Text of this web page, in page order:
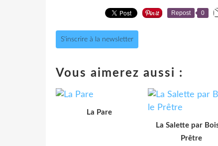
Repost 0
S'inscrire à la newsletter
Vous aimerez aussi :
La Pare
La Salette par
Prêtre